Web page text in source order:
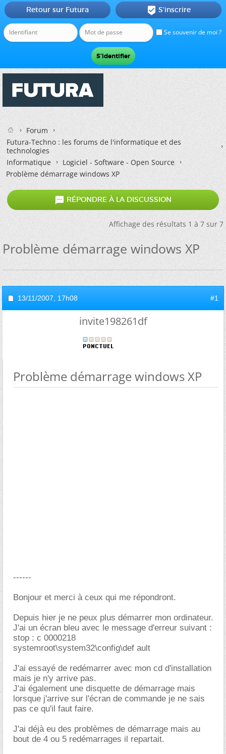
Se souvenir de moi ?
Retour sur Futura  S'inscrire
Forum
Futura-Techno : les forums de l'informatique et des
technologies
Informatique
Logiciel - Software - Open Source
Problème démarrage windows XP
 RÉPONDRE À LA DISCUSSION
Affichage des résultats 1 à 7 sur 7
Problème démarrage windows XP
13/11/2007, 17h08 #1
invite198261df
Problème démarrage windows XP
------
Bonjour et merci à ceux qui me répondront.
Depuis hier je ne peux plus démarrer mon ordinateur.
J'ai un écran bleu avec le message d'erreur suivant :
stop : c 0000218
systemroot\system32\config\def ault
J'ai essayé de redémarrer avec mon cd d'installation
mais je n'y arrive pas.
J'ai également une disquette de démarrage mais
lorsque j'arrive sur l'écran de commande je ne sais
pas ce qu'il faut faire.
J'ai déjà eu des problèmes de démarrage mais au
bout de 4 ou 5 redémarrages il repartait.